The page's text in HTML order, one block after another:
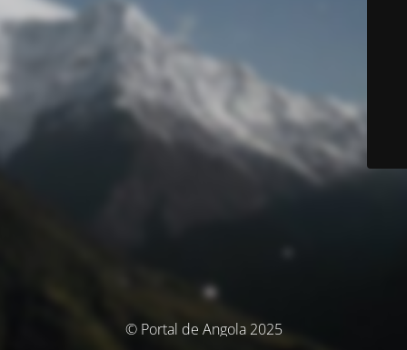
© Portal de Angola 2025